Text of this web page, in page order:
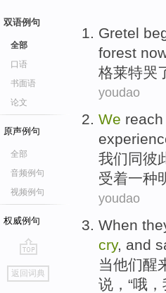
双语例句
全部
口语
书面语
论文
原声例句
全部
音频例句
视频例句
权威例句
go
top
返回词典
Gretel
forest
格莱特哭
youdao
We reach
我们 同彼
受着一种
youdao
When
cry, and
当他们醒
说 ，“哦 ，